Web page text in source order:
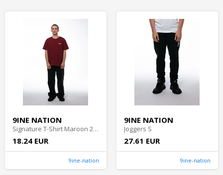
9INE NATION
Signature T-Shirt Maroon 2XL
18.24 EUR
9ine-nation
9INE NATION
Joggers S
27.61 EUR
9ine-nation